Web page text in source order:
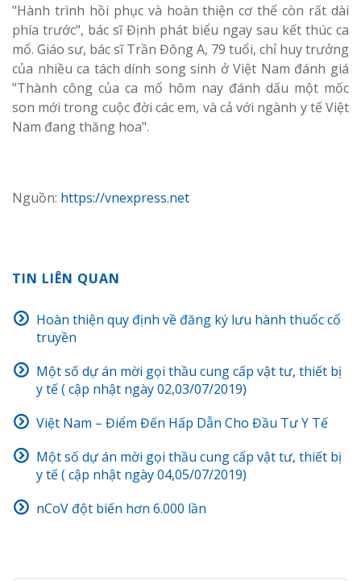
"Hành trình hồi phục và hoàn thiện cơ thể còn rất dài
phía trước", bác sĩ Định phát biểu ngay sau kết thúc ca
mổ. Giáo sư, bác sĩ Trần Đông A, 79 tuổi, chỉ huy trưởng
của nhiều ca tách dính song sinh ở Việt Nam đánh giá
"Thành công của ca mổ hôm nay đánh dấu một mốc
son mới trong cuộc đời các em, và cả với ngành y tế Việt
Nam đang thăng hoa".
Nguồn: https://vnexpress.net
TIN LIÊN QUAN
Hoàn thiện quy định về đăng ký lưu hành thuốc cổ
truyền
Một số dự án mời gọi thầu cung cấp vật tư, thiết bị
y tế ( cập nhật ngày 02,03/07/2019)
Việt Nam – Điểm Đến Hấp Dẫn Cho Đầu Tư Y Tế
Một số dự án mời gọi thầu cung cấp vật tư, thiết bị
y tế ( cập nhật ngày 04,05/07/2019)
nCoV đột biến hơn 6.000 lần